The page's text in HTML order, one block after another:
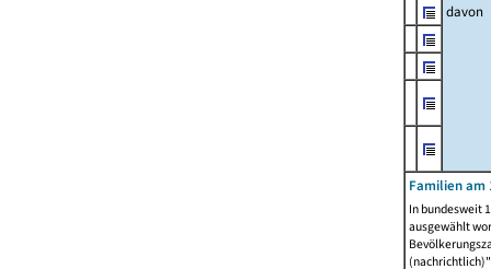
davon
Familien am
In bundesweit
ausgewählt